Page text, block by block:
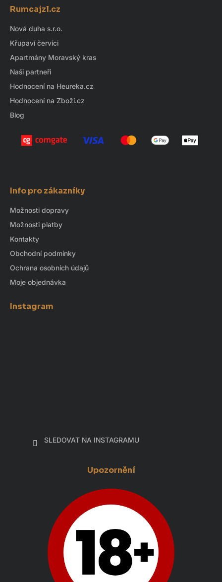
Rumcajzl.cz
Nová duha s.r.o.
Křupaví červíci
Apartmány Moravský kras
Naši partneři
Hodnocení na Heureka.cz
Hodnocení na Zboží.cz
Blog
Info pro zákazníky
Možnosti dopravy
Možnosti platby
Kontakty
Obchodní podmínky
Ochrana osobních údajů
Moje objednávka
Instagram
SLEDOVAT NA INSTAGRAMU
Upozornění